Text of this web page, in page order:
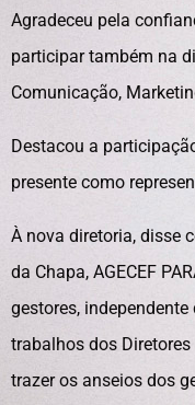
Agradeceu pela
participar também na
Comunicação,
Destacou a
presente como
À nova diretoria, disse
da Chapa, AGECEF
gestores,
trabalhos dos
trazer os anseios dos